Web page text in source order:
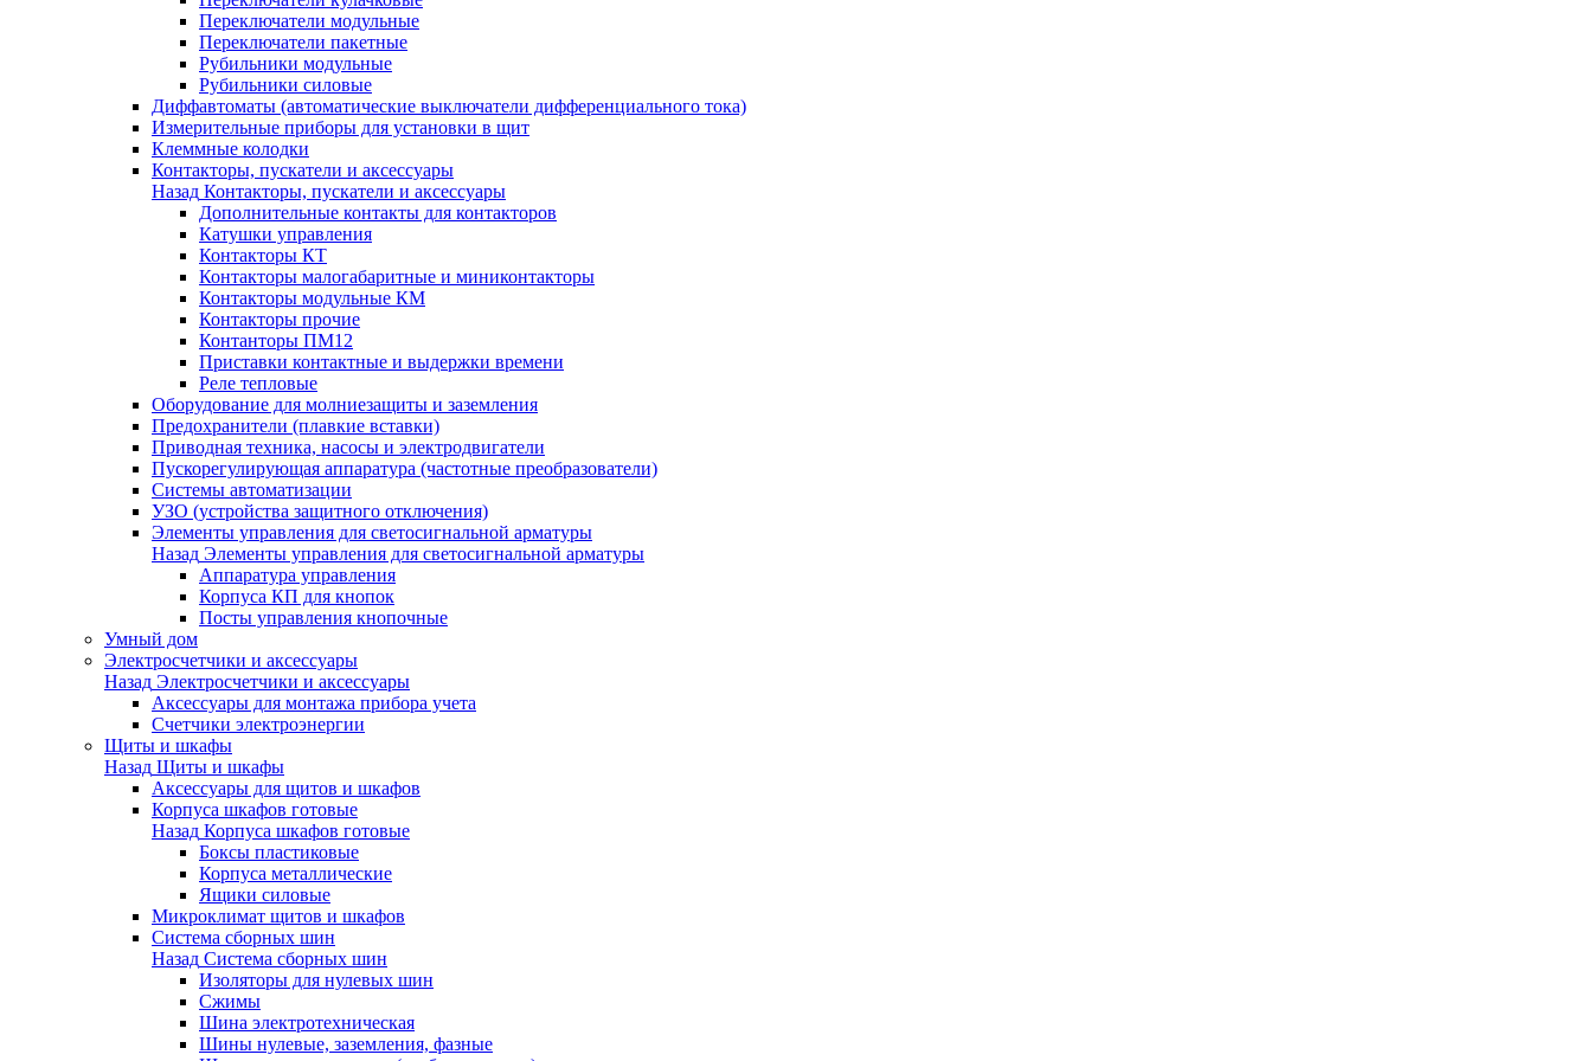
Переключатели модульные
Переключатели пакетные
Рубильники модульные
Рубильники силовые
Диффавтоматы (автоматические выключатели дифференциального тока)
Измерительные приборы для установки в щит
Клеммные колодки
Контакторы, пускатели и аксессуары
Назад Контакторы, пускатели и аксессуары
Дополнительные контакты для контакторов
Катушки управления
Контакторы КТ
Контакторы малогабаритные и миниконтакторы
Контакторы модульные КМ
Контакторы прочие
Контанторы ПМ12
Приставки контактные и выдержки времени
Реле тепловые
Оборудование для молниезащиты и заземления
Предохранители (плавкие вставки)
Приводная техника, насосы и электродвигатели
Пускорегулирующая аппаратура (частотные преобразователи)
Системы автоматизации
УЗО (устройства защитного отключения)
Элементы управления для светосигнальной арматуры
Назад Элементы управления для светосигнальной арматуры
Аппаратура управления
Корпуса КП для кнопок
Посты управления кнопочные
Умный дом
Электросчетчики и аксессуары
Назад Электросчетчики и аксессуары
Аксессуары для монтажа прибора учета
Счетчики электроэнергии
Щиты и шкафы
Назад Щиты и шкафы
Аксессуары для щитов и шкафов
Корпуса шкафов готовые
Назад Корпуса шкафов готовые
Боксы пластиковые
Корпуса металлические
Ящики силовые
Микроклимат щитов и шкафов
Система сборных шин
Назад Система сборных шин
Изоляторы для нулевых шин
Сжимы
Шина электротехническая
Шины нулевые, заземления, фазные